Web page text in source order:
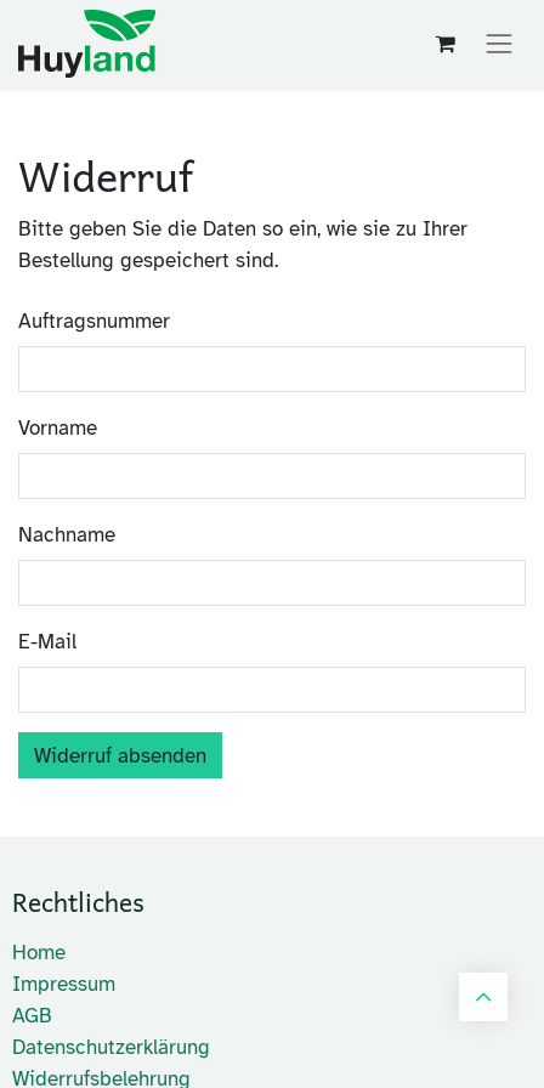
Widerruf
Bitte geben Sie die Daten so ein, wie sie zu Ihrer
Bestellung gespeichert sind.
Auftragsnummer
Vorname
Nachname
E-Mail
Widerruf absenden
Rechtliches
Home
Impressum
AGB
Datenschutzerklärung
Widerrufsbelehrung